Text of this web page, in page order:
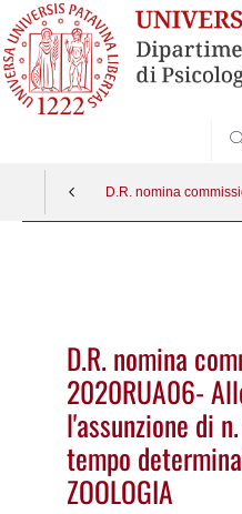
D.R. nomina
D.R. nomina
2020RUA06-
l'assunzione di
tempo
ZOOLOGIA